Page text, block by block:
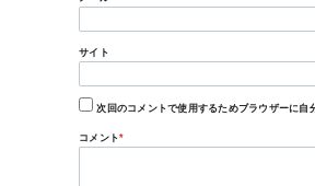
サイト
次回のコメントで使用するためブラウザーに自
コメント*